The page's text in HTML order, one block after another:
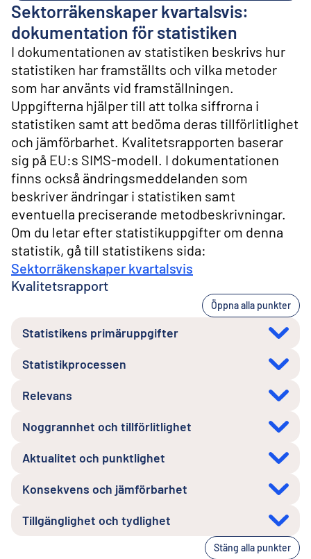
Sektorräkenskaper kvartalsvis:
dokumentation för statistiken
I dokumentationen av statistiken beskrivs hur
statistiken har framställts och vilka metoder
som har använts vid framställningen.
Uppgifterna hjälper till att tolka siffrorna i
statistiken samt att bedöma deras tillförlitlighet
och jämförbarhet. Kvalitetsrapporten baserar
sig på EU:s SIMS-modell. I dokumentationen
finns också ändringsmeddelanden som
beskriver ändringar i statistiken samt
eventuella preciserande metodbeskrivningar.
Om du letar efter statistikuppgifter om denna
statistik, gå till statistikens sida:
Sektorräkenskaper kvartalsvis
Kvalitetsrapport
Öppna alla punkter
Statistikens primäruppgifter
Statistikprocessen
Relevans
Noggrannhet och tillförlitlighet
Aktualitet och punktlighet
Konsekvens och jämförbarhet
Tillgänglighet och tydlighet
Stäng alla punkter